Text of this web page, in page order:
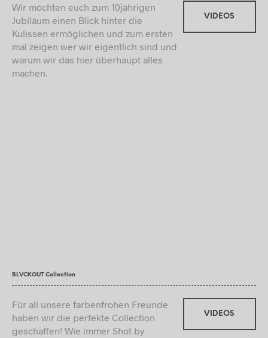
Wir möchten euch zum 10jährigen
Jubiläum einen Blick hinter die
Kulissen ermöglichen und zum ersten
mal zeigen wer wir eigentlich sind und
warum wir das hier überhaupt alles
machen.
VIDEOS
BLVCKOUT Collection
Für all unsere farbenfrohen Freunde
haben wir die perfekte Collection
geschaffen! Wie immer Shot by
VIDEOS